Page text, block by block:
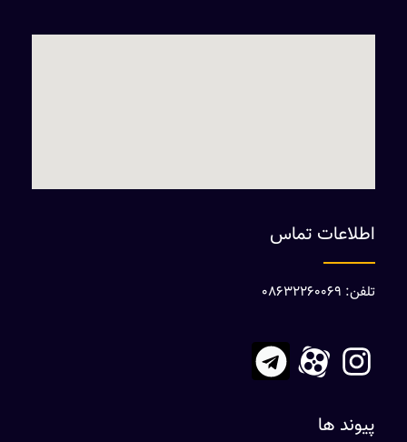
اطلاعات تماس
تلفن: 08632260069
پیوند ها